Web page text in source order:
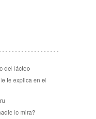
del lácteo
te explica en el
lo mira?